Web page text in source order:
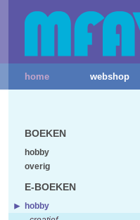
home webshop
BOEKEN
hobby
overig
E-BOEKEN
hobby